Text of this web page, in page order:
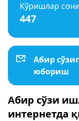
Кўришлар сони
447
Абир
юбориш
Абир сўзи
интернетда